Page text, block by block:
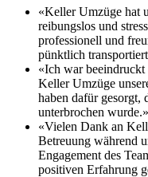
«Keller Umzüge hat
reibungslos und
professionell und
pünktlich
«Ich war
Keller Umzüge
haben dafür gesorgt,
unterbrochen wurde.»
«Vielen Dank an
Betreuung während
Engagement des
positiven Erfahrung